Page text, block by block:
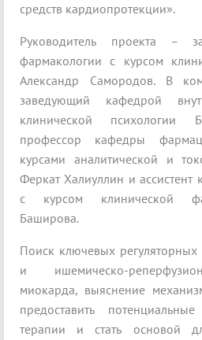
средств кардиопротекции».
Руководитель проекта –
фармакологии с курсом
Александр Самородов. В
заведующий кафедрой
клинической
профессор кафедры
курсами аналитической и
Феркат Халиуллин и
с курсом клинической
Баширова.
Поиск ключевых
и ишемическо-
миокарда, выяснение
предоставить
терапии и стать основой